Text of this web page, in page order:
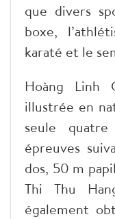
que divers
boxe,
karaté et le
Hoàng Linh
illustrée en
seule
épreuves
dos, 50 m
Thi Thu
également